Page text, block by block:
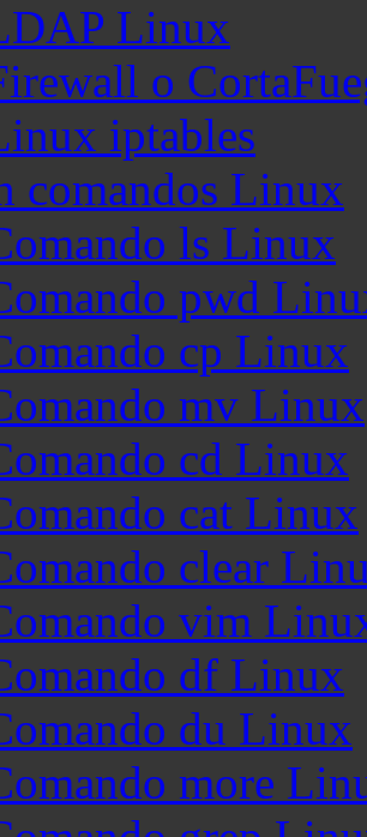
Linux
o
iptables
comandos Linux
ls Linux
pwd
cp Linux
mv Linux
cd Linux
cat Linux
clear
vim
df Linux
du Linux
more